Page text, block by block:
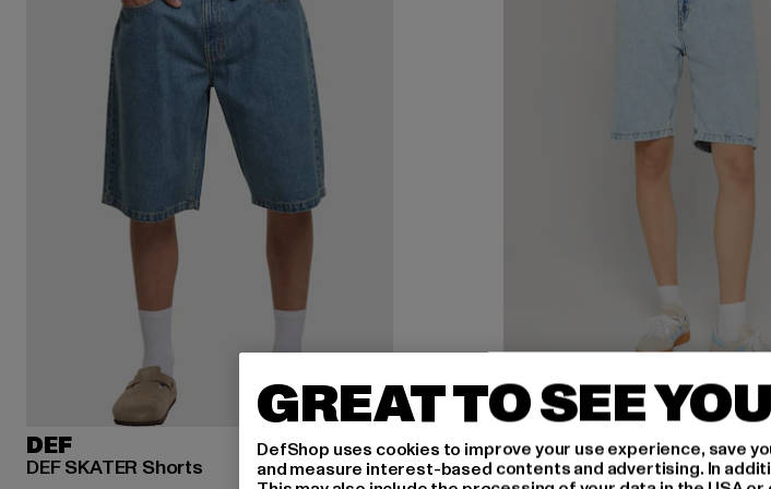
DEF
DEF SKATER Shorts
DEF
SKATER
GREAT TO SEE
DefShop uses cookies to improve your use experience, save
and measure interest-based contents and advertising. In